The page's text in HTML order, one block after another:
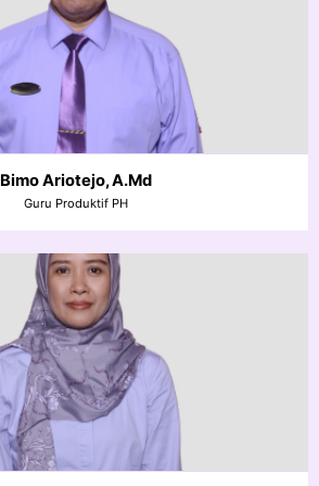
Bimo Ariotejo, A.Md
Guru Produktif PH